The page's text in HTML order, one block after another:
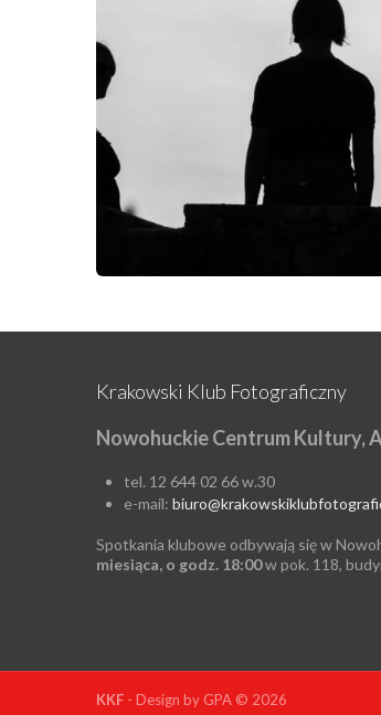
Krakowski Klub Fotograficzny
Nowohuckie Centrum Kultury,
tel. 12 644 02 66 w.30
e-mail:
Spotkania klubowe odbywają się w
miesiąca, o godz. 18:00w pok. 118,
KKF - Design by GPA © 2026